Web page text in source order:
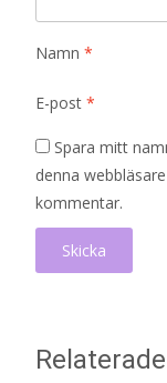
Namn *
E-post *
Spara mitt
denna
kommentar.